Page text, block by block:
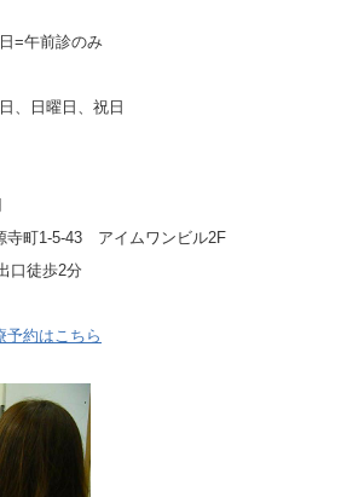
=午前診のみ
、日曜日、祝日
町1-5-43 アイムワンビル2F
口徒歩2分
予約はこちら